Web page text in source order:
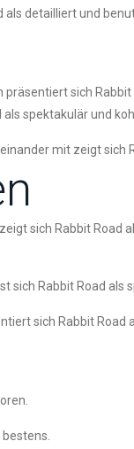
als detailliert und
sich
spektakulär und
mit zeigt sich
sich Rabbit Road
Rabbit Road als
sich Rabbit Road